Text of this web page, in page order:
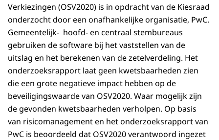
Verkiezingen (OSV2020) is in opdracht van de Kiesraad
onderzocht door een onafhankelijke organisatie, PwC.
Gemeentelijk- hoofd- en centraal stembureaus
gebruiken de software bij het vaststellen van de
uitslag en het berekenen van de zetelverdeling. Het
onderzoeksrapport laat geen kwetsbaarheden zien
die een grote negatieve impact hebben op de
beveiligingswaarde van OSV2020. Waar mogelijk zijn
de gevonden kwetsbaarheden verholpen. Op basis
van risicomanagement en het onderzoeksrapport van
PwC is beoordeeld dat OSV2020 verantwoord ingezet